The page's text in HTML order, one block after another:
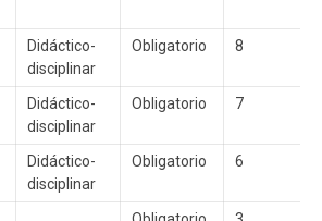
Didáctico-
disciplinar
Obligatorio 8
Didáctico-
disciplinar
Obligatorio 7
Didáctico-
disciplinar
Obligatorio 6